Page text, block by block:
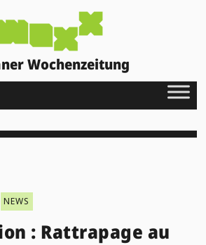
Wochenzeitung
NEWS
: Rattrapage au